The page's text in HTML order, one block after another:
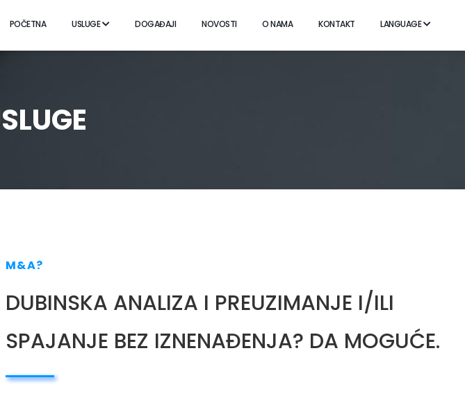
POČETNA USLUGE DOGAĐAJI NOVOSTI O NAMA KONTAKT LANGUAGE
M&A?
DUBINSKA ANALIZA I PREUZIMANJE I/ILI
SPAJANJE BEZ IZNENAĐENJA? DA MOGUĆE.